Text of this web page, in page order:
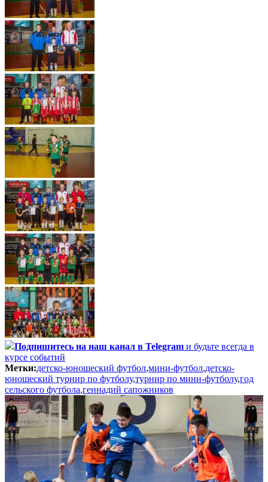
Подпишитесь на наш канал в Telegram и будьте всегда в
курсе событий
Метки:детско-юношеский футбол,мини-футбол,детско-
юношеский турнир по футболу,турнир по мини-футболу,год
сельского футбола,геннадий сапожников